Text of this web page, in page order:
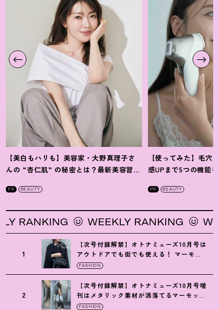
【美白もハリも】美容家・大野真理子さ
んの “杏仁肌” の秘密とは ？ 最新美容習慣
PR BEAUTY
【使ってみた】毛穴
感UPまで5つの機能
PR BEAUTY
WEEKLY RANKING
1
【次号付録解禁】オトナミューズ10月号は
アウトドアでも街でも使える ！ マーモッ
トの黒ショルダー
FASHION
2
【次号付録解禁】オトナミューズ10月号増
刊はメタリック素材が洒落てるマーモット
の保冷バッグ
FASHION